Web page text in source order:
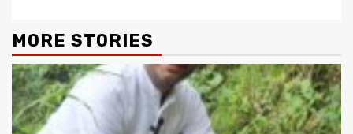
MORE STORIES